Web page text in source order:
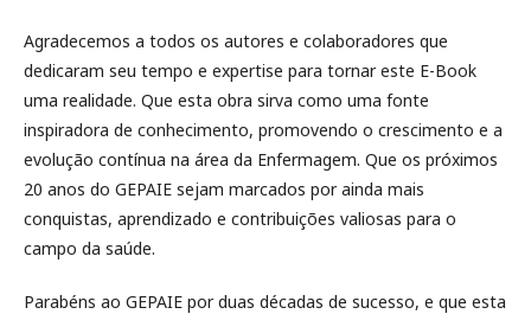
Agradecemos a todos os autores e colaboradores que
dedicaram seu tempo e expertise para tornar este E-Book
uma realidade. Que esta obra sirva como uma fonte
inspiradora de conhecimento, promovendo o crescimento e a
evolução contínua na área da Enfermagem. Que os próximos
20 anos do GEPAIE sejam marcados por ainda mais
conquistas, aprendizado e contribuições valiosas para o
campo da saúde.
Parabéns ao GEPAIE por duas décadas de sucesso, e que esta